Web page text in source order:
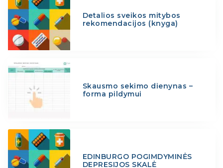
Detalios sveikos mitybos
rekomendacijos (knyga)
Skausmo sekimo dienynas –
forma pildymui
EDINBURGO POGIMDYMINĖS
DEPRESIJOS SKALĖ